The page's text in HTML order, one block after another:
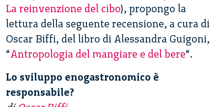
La reinvenzione del cibo), propongo la
lettura della seguente recensione, a cura di
Oscar Biffi, del libro di Alessandra Guigoni,
“Antropologia del mangiare e del bere“.
Lo sviluppo enogastronomico è
responsabile?